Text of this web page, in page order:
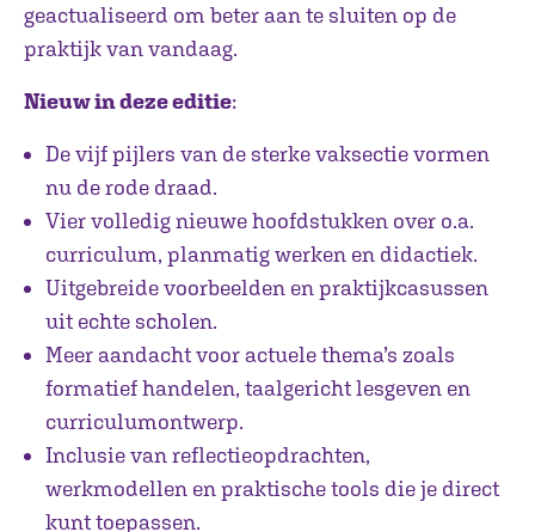
geactualiseerd om beter aan te sluiten op de
praktijk van vandaag.
Nieuw in deze editie:
De vijf pijlers van de sterke vaksectie vormen
nu de rode draad.
Vier volledig nieuwe hoofdstukken over o.a.
curriculum, planmatig werken en didactiek.
Uitgebreide voorbeelden en praktijkcasussen
uit echte scholen.
Meer aandacht voor actuele thema’s zoals
formatief handelen, taalgericht lesgeven en
curriculumontwerp.
Inclusie van reflectieopdrachten,
werkmodellen en praktische tools die je direct
kunt toepassen.